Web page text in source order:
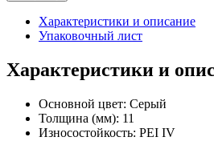
Характеристики и описание
Упаковочный лист
Характеристики и
Основной цвет: Серый
Толщина (мм): 11
Износостойкость: PEI IV